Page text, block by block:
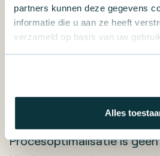
partners kunnen deze gegevens
informatie die u aan ze heeft
verzameld op basis van uw
Alles
Zorg voor opvolging –
ook afmaken.
wendbaar +
Procesoptimalisatie is